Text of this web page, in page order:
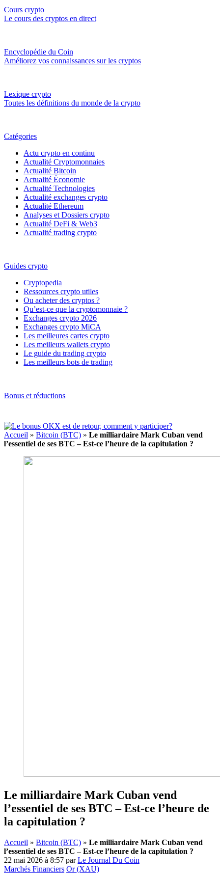
Cours crypto
Le cours des cryptos en direct
Encyclopédie du Coin
Améliorez vos connaissances sur les cryptos
Lexique crypto
Toutes les définitions du monde de la crypto
Catégories
Actu crypto en continu
Actualité Cryptomonnaies
Actualité Bitcoin
Actualité Économie
Actualité Technologies
Actualité exchanges crypto
Actualité Ethereum
Analyses et Dossiers crypto
Actualité DeFi & Web3
Actualité trading crypto
Guides crypto
Cryptopedia
Ressources crypto utiles
Ou acheter des cryptos ?
Qu’est-ce que la cryptomonnaie ?
Exchanges crypto 2026
Exchanges crypto MiCA
Les meilleures cartes crypto
Les meilleurs wallets crypto
Le guide du trading crypto
Les meilleurs bots de trading
Bonus et réductions
Accueil » Bitcoin (BTC) » Le milliardaire Mark Cuban vend
l’essentiel de ses BTC – Est-ce l’heure de la capitulation ?
Le milliardaire Mark Cuban vend
l’essentiel de ses BTC – Est-ce l’heure de
la capitulation ?
Accueil » Bitcoin (BTC) » Le milliardaire Mark Cuban vend
l’essentiel de ses BTC – Est-ce l’heure de la capitulation ?
22 mai 2026 à 8:57 parLe Journal Du Coin
Marchés Financiers Or (XAU)